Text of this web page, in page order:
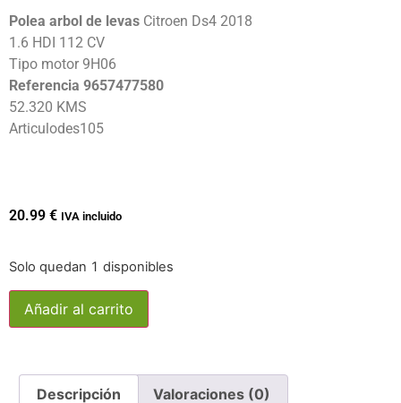
Polea arbol de levas Citroen Ds4 2018
1.6 HDI 112 CV
Tipo motor 9H06
Referencia 9657477580
52.320 KMS
Articulodes105
20.99 € IVA incluido
Solo quedan 1 disponibles
Añadir al carrito
Descripción Valoraciones (0)